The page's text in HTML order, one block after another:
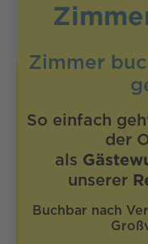
Le migliori
vacanze e molto
direttamente
elettronica con
Zimmer
So einfach
der
als
unserer
Buchbar nach